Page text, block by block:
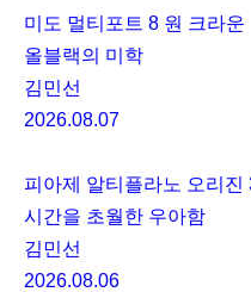
미도 멀티포트 8 원 크라운
올블랙의 미학
김민선
2026.08.07
피아제 알티플라노 오리진
시간을 초월한 우아함
김민선
2026.08.06